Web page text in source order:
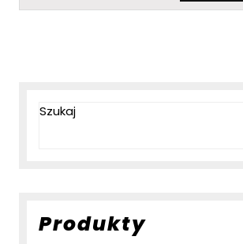
Szukaj
Produkty